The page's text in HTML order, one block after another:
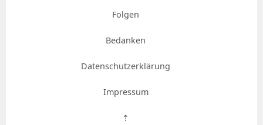
Folgen
Bedanken
Datenschutzerklärung
Impressum
⇡